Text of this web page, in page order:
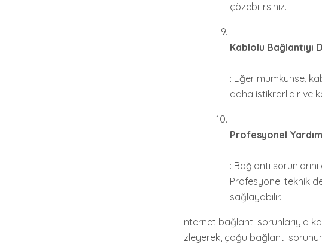
çözebilirsiniz.
Kablolu Bağlantıyı
: Eğer mümkünse,
daha istikrarlıdır ve
Profesyonel Yardım
: Bağlantı
Profesyonel teknik
sağlayabilir.
Internet bağlantı sorunlarıyla
izleyerek, çoğu bağlantı